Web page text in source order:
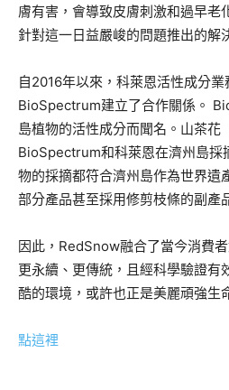
膚有害，會導致皮膚刺激和過早老
針對這一日益嚴峻的問題推出的解
自2016年以來，科萊恩活性成分
BioSpectrum建立了合作關係。
島植物的活性成分而聞名。山茶
BioSpectrum和科萊恩在濟州島採
物的採摘都符合濟州島作為世界遺
部分產品甚至採用修剪枝條的副產
因此，RedSnow融合了當今消費
更永續、更傳統，且經科學驗證有
酷的環境，或許也正是美麗頑強生
點這裡